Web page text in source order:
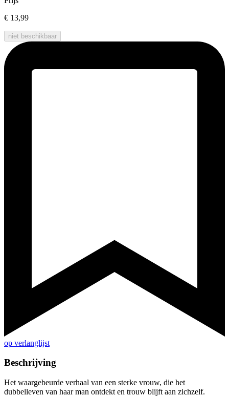
€ 13,99
niet beschikbaar
op verlanglijst
Beschrijving
Het waargebeurde verhaal van een sterke vrouw, die het
dubbelleven van haar man ontdekt en trouw blijft aan zichzelf.